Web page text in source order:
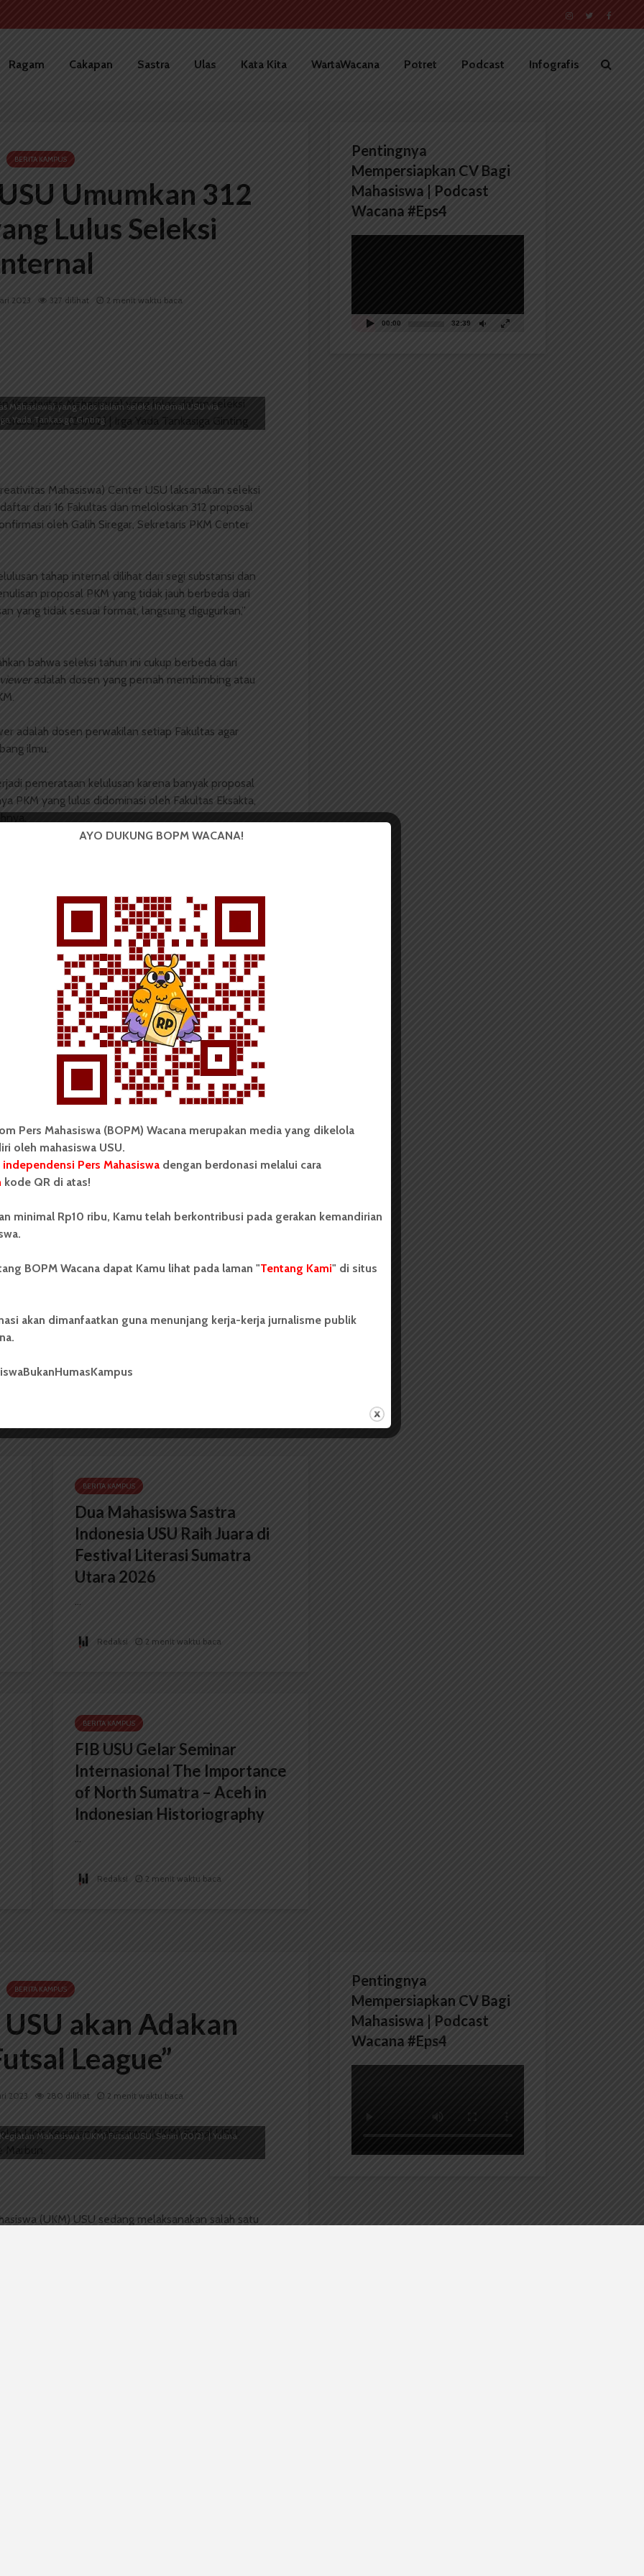
Ragam Cakapan Sastra Ulas Kata Kita WartaWacana Potret Podcast Infografis
BERITA KAMPUS
Umumkan 312
Lulus Seleksi
2023 327 dilihat 2 menit waktu baca
Mahasiswa) yang lolos dalam seleksi Internal USU via
Yada Tankasiga Ginting
Mahasiswa) Center USU laksanakan seleksi
dari 16 Fakultas dan meloloskan 312 proposal
oleh Galih Siregar, Sekretaris PKM Center
tahap internal dilihat dari segi substansi dan
proposal PKM yang tidak jauh berbeda dari
yang tidak sesuai format, langsung digugurkan,”
bahwa seleksi tahun ini cukup berbeda dari
adalah dosen yang pernah membimbing atau
adalah dosen perwakilan setiap Fakultas agar
ilmu.
pemerataan kelulusan karena banyak proposal
PKM yang lulus didominasi oleh Fakultas Eksakta,
akan dilaksanakan workshop pada tanggal
ini adalah untuk melakukan pendampiangan guna
Riset Sosial Humaniora (RSH) dari Fakultas Ilmu
lolos seleksi internal, Thirza Silaban merasa terharu
untuk mengikuti tahap selanjutnya. “Yang pasti
melakukan revisi,” ujarnya.
Pekan Kreativitas Mahasiswa 2023
(BOPM) Wacana merupakan pers
di luar kampus dan dikelola secara mandiri oleh
Sumatera Utara (USU).
BERITA KAMPUS
Dua Mahasiswa Sastra
Indonesia USU Raih Juara di
Festival Literasi Sumatra
Utara 2026
...
Redaksi 2 menit waktu baca
BERITA KAMPUS
FIB USU Gelar Seminar
Internasional The Importance
of North Sumatra – Aceh in
Indonesian Historiography
...
Redaksi 2 menit waktu baca
Pentingnya
Mempersiapkan CV Bagi
Mahasiswa | Podcast
Wacana #Eps4
00:00 32:39
BERITA KAMPUS
akan Adakan
League”
2023 280 dilihat 2 menit waktu baca
Mahasiswa (UKM) Futsal USU, Senin (20/2). | Yuana
(UKM) USU sedang melaksanakan salah satu
Pentingnya
Mempersiapkan CV Bagi
Mahasiswa | Podcast
Wacana #Eps4
AYO DUKUNG BOPM WACANA!
Pers Mahasiswa (BOPM) Wacana merupakan media yang dikelola
oleh mahasiswa USU.
Pers Mahasiswa dengan berdonasi melalui cara
kode QR di atas!
minimal Rp10 ribu, Kamu telah berkontribusi pada gerakan kemandirian
BOPM Wacana dapat Kamu lihat pada laman "Tentang Kami" di situs
akan dimanfaatkan guna menunjang kerja-kerja jurnalisme publik